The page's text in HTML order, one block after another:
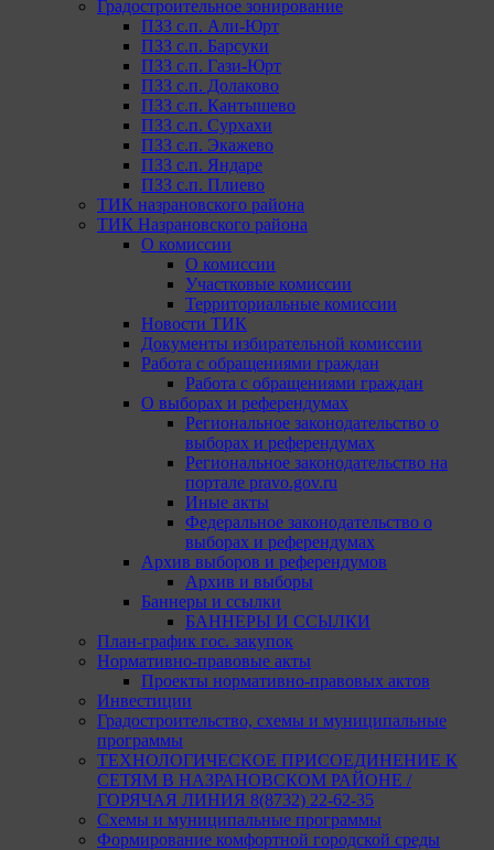
Градостроительное зонирование
ПЗЗ с.п. Али-Юрт
ПЗЗ с.п. Барсуки
ПЗЗ с.п. Гази-Юрт
ПЗЗ с.п. Долаково
ПЗЗ с.п. Кантышево
ПЗЗ с.п. Сурхахи
ПЗЗ с.п. Экажево
ПЗЗ с.п. Яндаре
ПЗЗ с.п. Плиево
ТИК назрановского района
ТИК Назрановского района
О комиссии
О комиссии
Участковые комиссии
Территориальные комиссии
Новости ТИК
Документы избирательной комиссии
Работа с обращениями граждан
Работа с обращениями граждан
О выборах и референдумах
Региональное законодательство о
выборах и референдумах
Региональное законодательство на
портале pravo.gov.ru
Иные акты
Федеральное законодательство о
выборах и референдумах
Архив выборов и референдумов
Архив и выборы
Баннеры и ссылки
БАННЕРЫ И ССЫЛКИ
План-график гос. закупок
Нормативно-правовые акты
Проекты нормативно-правовых актов
Инвестиции
Градостроительство, схемы и муниципальные
программы
ТЕХНОЛОГИЧЕСКОЕ ПРИСОЕДИНЕНИЕ К
СЕТЯМ В НАЗРАНОВСКОМ РАЙОНЕ /
ГОРЯЧАЯ ЛИНИЯ 8(8732) 22-62-35
Схемы и муниципальные программы
Формирование комфортной городской среды